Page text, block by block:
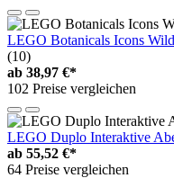
LEGO Botanicals Icons
(10)
ab 38,97 €*
102 Preise vergleichen
LEGO Duplo Interaktive
ab 55,52 €*
64 Preise vergleichen